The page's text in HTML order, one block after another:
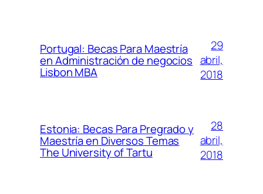
Portugal: Becas Para Maestría
en Administración de negocios
Lisbon MBA
29
abril,
2018
Estonia: Becas Para Pregrado y
Maestría en Diversos Temas
The University of Tartu
28
abril,
2018